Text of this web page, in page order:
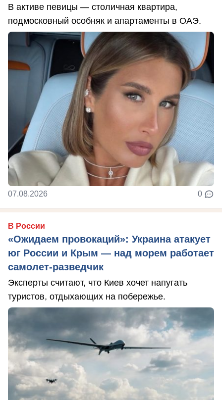
В активе певицы — столичная квартира,
подмосковный особняк и апартаменты в ОАЭ.
07.08.2026 0
В России
«Ожидаем провокаций»: Украина атакует
юг России и Крым — над морем работает
самолет-разведчик
Эксперты считают, что Киев хочет напугать
туристов, отдыхающих на побережье.